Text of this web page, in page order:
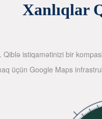
Xanlıqlar
istiqamətinizi bir
üçün Google Maps